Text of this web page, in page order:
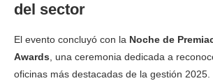
del sector
El evento concluyó con la Noche de
Awards , una ceremonia dedicada a
oficinas más destacadas de la gestión 2025.